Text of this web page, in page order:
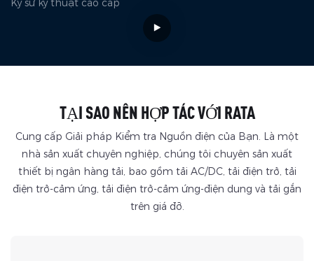
Kỹ sư kỹ thuật cao cấp
TẠI SAO NÊN HỢP TÁC VỚI RATA
Cung cấp Giải pháp Kiểm tra Nguồn điện của Bạn. Là một
nhà sản xuất chuyên nghiệp, chúng tôi chuyên sản xuất
thiết bị ngân hàng tải, bao gồm tải AC/DC, tải điện trở, tải
điện trở-cảm ứng, tải điện trở-cảm ứng-điện dung và tải gắn
trên giá đỡ.